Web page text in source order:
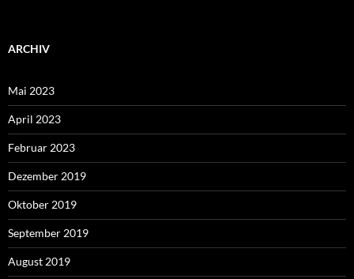
ARCHIV
Mai 2023
April 2023
Februar 2023
Dezember 2019
Oktober 2019
September 2019
August 2019